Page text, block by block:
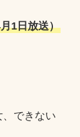
1日放送）
、できない